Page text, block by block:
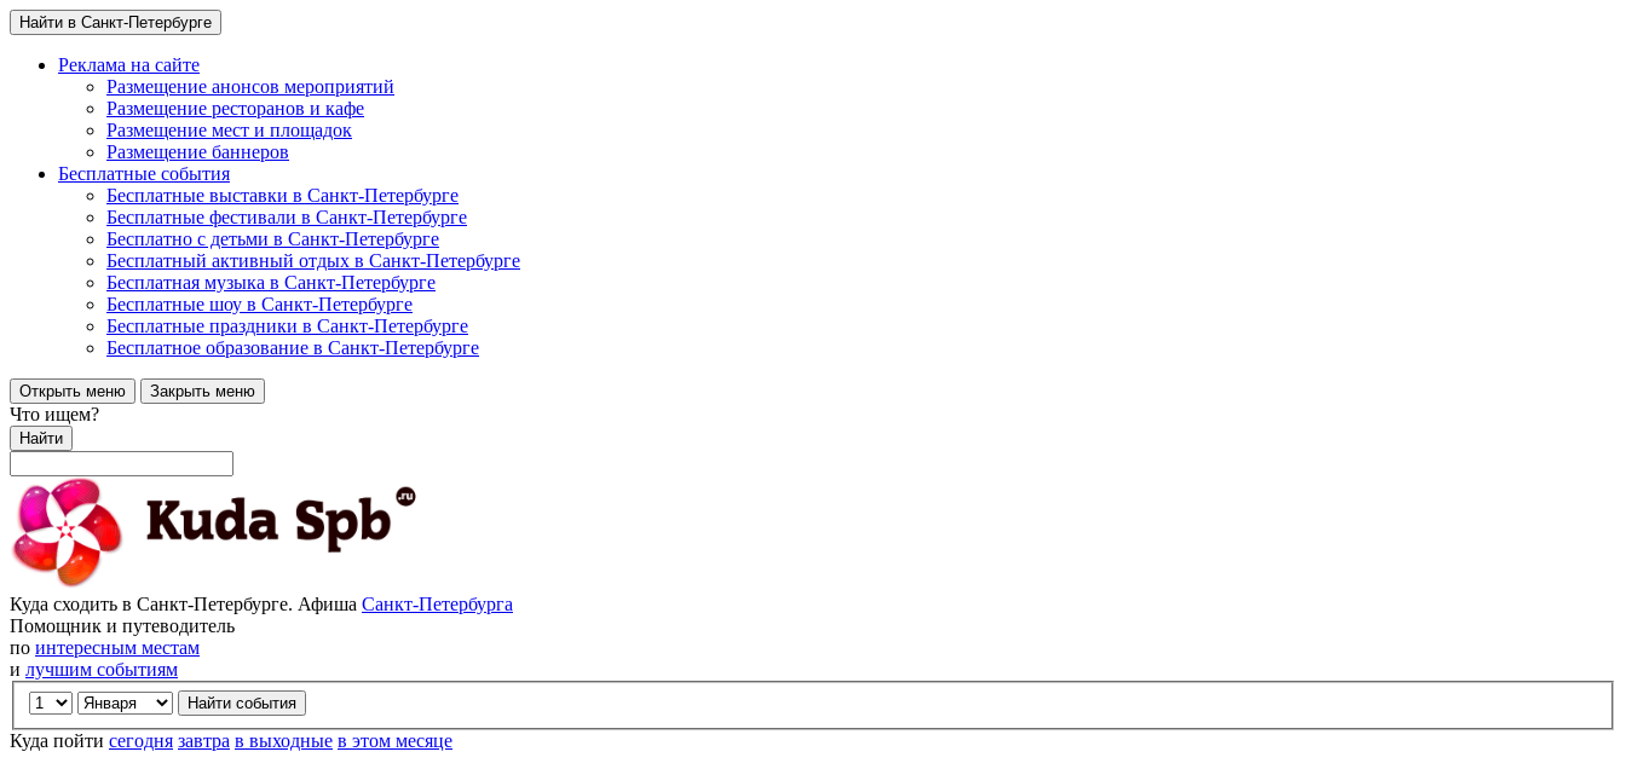
Найти в Санкт-Петербурге
Реклама на сайте
Размещение анонсов мероприятий
Размещение ресторанов и кафе
Размещение мест и площадок
Размещение баннеров
Бесплатные события
Бесплатные выставки в Санкт-Петербурге
Бесплатные фестивали в Санкт-Петербурге
Бесплатно с детьми в Санкт-Петербурге
Бесплатный активный отдых в Санкт-Петербурге
Бесплатная музыка в Санкт-Петербурге
Бесплатные шоу в Санкт-Петербурге
Бесплатные праздники в Санкт-Петербурге
Бесплатное образование в Санкт-Петербурге
Открыть меню Закрыть меню
Что ищем?
Найти
Куда сходить в Санкт-Петербурге. Афиша Санкт-Петербурга
Помощник и путеводитель
по интересным местам
и лучшим событиям
Куда пойти сегодня завтра в выходные в этом месяце